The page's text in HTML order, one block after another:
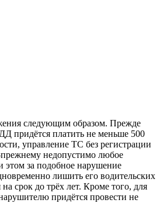
следующим образом. Прежде
придётся платить не меньше 500
управление ТС без регистрации
недопустимо любое
этом за подобное нарушение
лишить его водительских
срок до трёх лет. Кроме того, для
придётся провести не